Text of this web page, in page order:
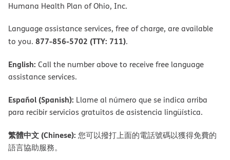
Humana Health Plan of Ohio, Inc.
Language assistance services, free of charge, are available
to you. 877-856-5702 (TTY: 711).
English: Call the number above to receive free language
assistance services.
Español (Spanish): Llame al número que se indica arriba
para recibir servicios gratuitos de asistencia lingüística.
繁體中文 (Chinese): 您可以撥打上面的電話號碼以獲得免費的
語言協助服務。